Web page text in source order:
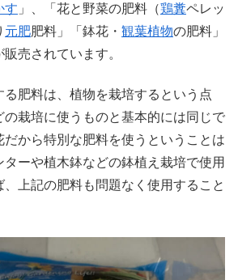
す 」、「花と野菜の肥料（鶏糞ペレッ
元肥肥料」「鉢花・ 観葉植物の肥料」
売されています。
る肥料は、植物を栽培するという点
の栽培に使うものと基本的には同じで
だから特別な肥料を使うということは
ーや植木鉢などの鉢植え栽培で使用
上記の肥料も問題なく使用すること